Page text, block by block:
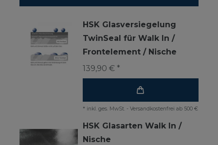
HSK Glasversiegelung
TwinSeal für Walk In /
Frontelement / Nische
139,90 € *
* inkl. ges. MwSt. - Versandkostenfrei ab 500 €
HSK Glasarten Walk In /
Nische